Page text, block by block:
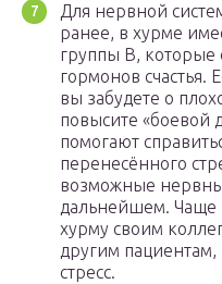
Для нервной
ранее, в хурме
группы В, которые
гормонов счастья.
вы забудете о
повысите «боевой
помогают
перенесённого
возможные
дальнейшем. Чаще
хурму своим
другим
стресс.